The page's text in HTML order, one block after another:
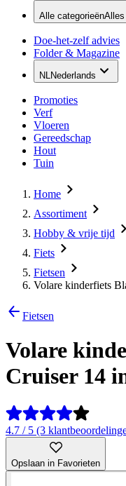
Alle categorieënAlles
Doe-het-zelf advies
Folder & Magazine
NLNederlands
Promoties
Verf
Vloeren
Gereedschap
Hout
Tuin
Home
Assortiment
Hobby & vrije tijd
Fiets
Fietsen
Volare kinderfiets
Fietsen
Volare
Cruiser 14
4.7 / 5 (3
Opslaan in Favorieten